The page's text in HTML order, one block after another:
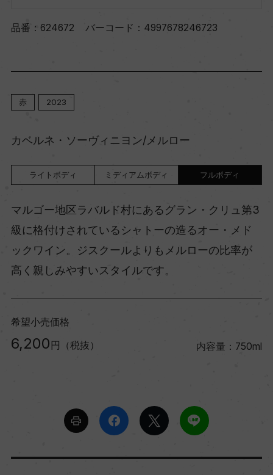
品番： 624672 バーコード： 4997678246723
赤 2023
カベルネ・ソーヴィニヨン/メルロー
ライトボディ ミディアムボディ フルボディ
マルゴー地区ラバルド村にあるグラン・クリュ第3
級に格付けされているシャトーの造るオー・メド
ックワイン。ジスクールよりもメルローの比率が
高く親しみやすいスタイルです。
希望小売価格
6,200 円（税抜） 内容量：750ml